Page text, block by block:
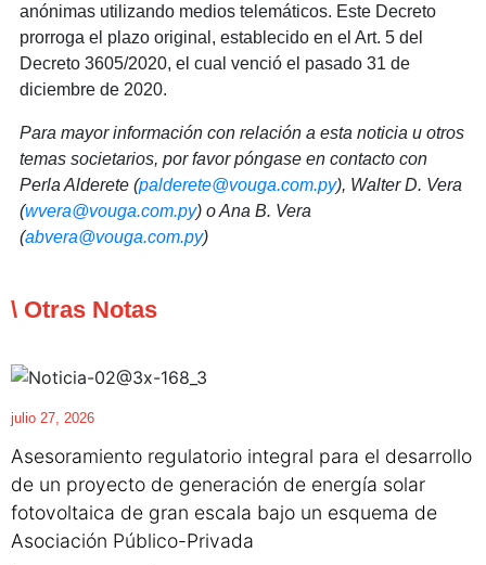
anónimas utilizando medios telemáticos. Este Decreto
prorroga el plazo original, establecido en el Art. 5 del
Decreto 3605/2020, el cual venció el pasado 31 de
diciembre de 2020.
Para mayor información con relación a esta noticia u otros
temas societarios, por favor póngase en contacto con
Perla Alderete (palderete@vouga.com.py), Walter D. Vera
(wvera@vouga.com.py) o Ana B. Vera
(abvera@vouga.com.py)
\ Otras Notas
julio 27, 2026
Asesoramiento regulatorio integral para el desarrollo
de un proyecto de generación de energía solar
fotovoltaica de gran escala bajo un esquema de
Asociación Público-Privada